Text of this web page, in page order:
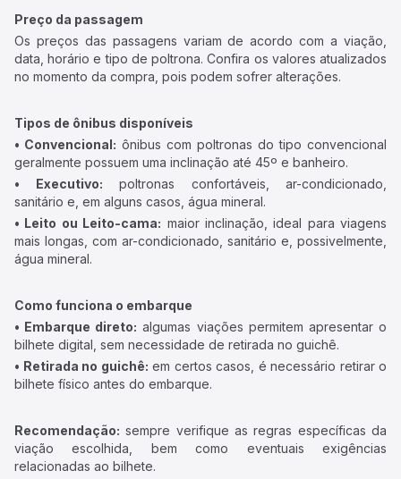
Preço da passagem
Os preços das passagens variam de acordo com a viação,
data, horário e tipo de poltrona. Confira os valores atualizados
no momento da compra, pois podem sofrer alterações.
Tipos de ônibus disponíveis
• Convencional: ônibus com poltronas do tipo convencional
geralmente possuem uma inclinação até 45º e banheiro.
• Executivo: poltronas confortáveis, ar-condicionado,
sanitário e, em alguns casos, água mineral.
• Leito ou Leito-cama: maior inclinação, ideal para viagens
mais longas, com ar-condicionado, sanitário e, possivelmente,
água mineral.
Como funciona o embarque
• Embarque direto: algumas viações permitem apresentar o
bilhete digital, sem necessidade de retirada no guichê.
• Retirada no guichê: em certos casos, é necessário retirar o
bilhete físico antes do embarque.
Recomendação: sempre verifique as regras específicas da
viação escolhida, bem como eventuais exigências
relacionadas ao bilhete.